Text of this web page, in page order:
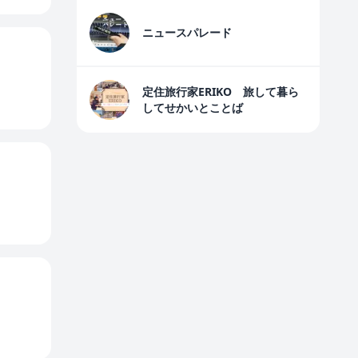
ニュースパレード
定住旅行家ERIKO 旅して暮ら
してせかいとことば